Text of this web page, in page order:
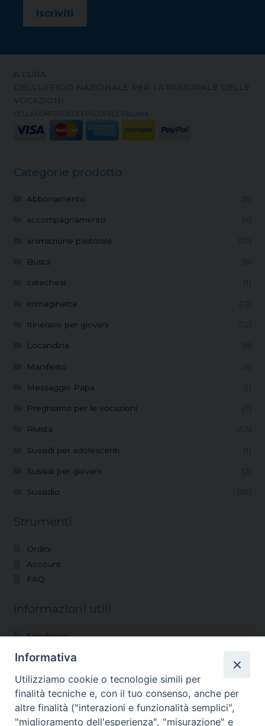
A CURA
DELL’UFFICIO NAZIONALE PER LA PASTORALE DELLE
VOCAZIONI
DELLA CONFERENZA EPISCOPALE ITALIANA
Categorie prodotto
Abbonamento (5)
accompagnamento (8)
animazione pastorale (10)
Busta (8)
catechesi (1)
immaginetta (13)
Itinerario per giovani (12)
Locandina (6)
Manifesto (8)
Messaggio Papa (1)
Preghiamo per le vocazioni (7)
Rivista (53)
Sussidi per adolescenti (1)
Sussidi per giovani (2)
Sussidio (69)
Strumenti
Ordini
Account
FAQ
Informazioni utili
Spedizioni
Modalità di pagamento
Reso
Vocazioni
Informativa
Utilizziamo cookie o tecnologie simili per
finalità tecniche e, con il tuo consenso, anche per
altre finalità ("interazioni e funzionalità semplici",
"miglioramento dell'esperienza", "misurazione" e